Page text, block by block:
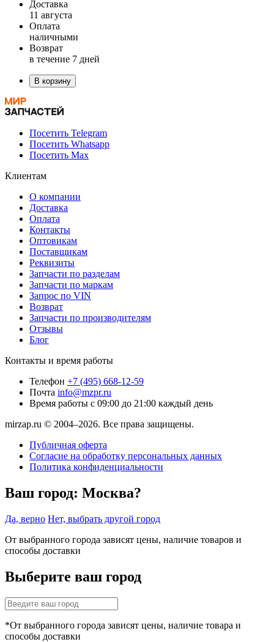
Доставка
11 августа
Оплата
наличными
Возврат
в течение 7 дней
В корзину
Посетить Telegram
Посетить Whatsapp
Посетить Max
Клиентам
О компании
Доставка
Оплата
Контакты
Оптовикам
Поставщикам
Реквизиты
Запчасти по разделам
Запчасти по маркам
Запрос по VIN
Возврат
Запчасти по производителям
Отзывы
Блог
Контакты и время работы
Телефон +7 (495) 668-12-59
Почта info@mzpr.ru
Время работы с 09:00 до 21:00 каждый день
mirzap.ru © 2004–2026. Все права защищены.
Публичная оферта
Согласие на обработку персональных данных
Политика конфиденциальности
Ваш город: Москва?
Да, верно Нет, выбрать другой город
От выбранного города зависят цены, наличие товаров и
способы доставки
Выберите ваш город
*От выбранного города зависят цены, наличие товара и
способы доставки